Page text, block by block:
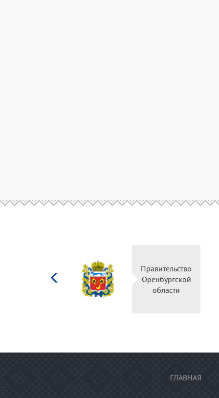
Правительство
Оренбургской
области
ГЛАВНАЯ